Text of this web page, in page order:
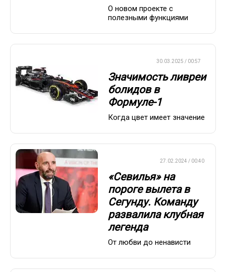
О новом проекте с
полезными функциями
30.03.2025 / 00:57
Значимость ливреи
болидов в
Формуле-1
Когда цвет имеет значение
27.02.2024 / 00:40
«Севилья» на
пороге вылета в
Сегунду. Команду
развалила клубная
легенда
От любви до ненависти